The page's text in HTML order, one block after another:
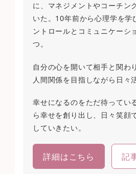
に、マネジメントやコーチン
いた。10年前から心理学を学
ントロールとコミュニケーシ
つ。
自分の心を開いて相手と関わ
人間関係を目指しながら日々
幸せになるのをただ待ってい
ら幸せを創り出し、日々笑顔
していきたい。
詳細はこちら 記